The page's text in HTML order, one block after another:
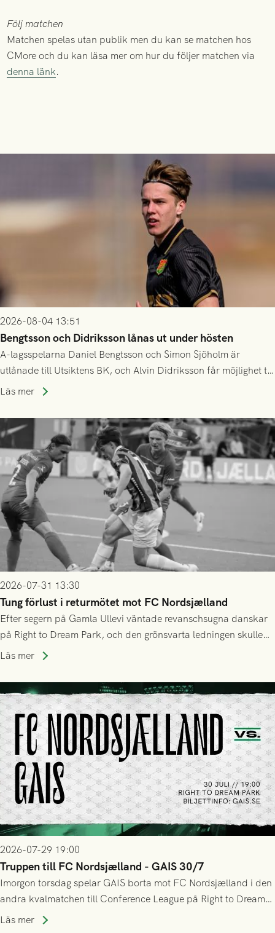
Följ matchen
Matchen spelas utan publik men du kan se matchen hos
CMore och du kan läsa mer om hur du följer matchen via
denna länk.
2026-08-04 13:51
Bengtsson och Didriksson lånas ut under hösten
A-lagsspelarna Daniel Bengtsson och Simon Sjöholm är
utlånade till Utsiktens BK, och Alvin Didriksson får möjlighet till
speltid i Hestrafors genom föreningssamarbete.
Läs mer
2026-07-31 13:30
Tung förlust i returmötet mot FC Nordsjælland
Efter segern på Gamla Ullevi väntade revanschsugna danskar
på Right to Dream Park, och den grönsvarta ledningen skulle
upphöra efter mindre än kvarten spelad. På lika mark visade
tennissiffror och det grönsvarta europaäventyret tog slut.
Läs mer
2026-07-29 19:00
Truppen till FC Nordsjælland - GAIS 30/7
Imorgon torsdag spelar GAIS borta mot FC Nordsjælland i den
andra kvalmatchen till Conference League på Right to Dream
Park! Fredrik Holmberg och ledarstaben har tagit ut följande
Läs mer